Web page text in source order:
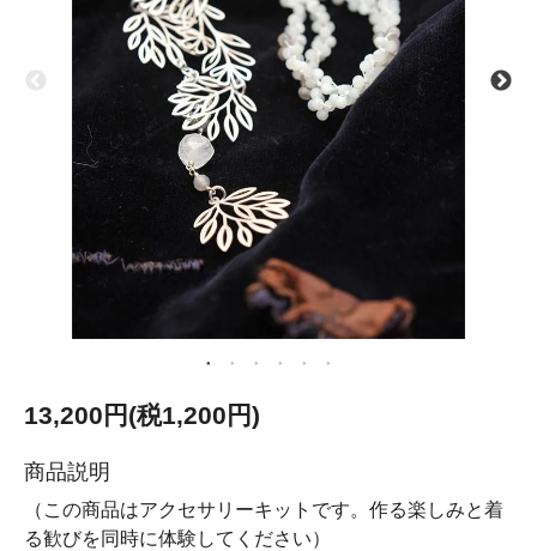
13,200円(税1,200円)
商品説明
（この商品はアクセサリーキットです。作る楽しみと着
る歓びを同時に体験してください）